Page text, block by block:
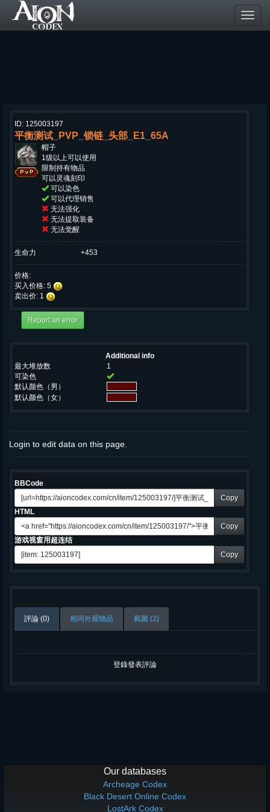
ID: 125003197
平衡测试_PVP_锁链_头部_E1_65A
帽子
1级以上可以使用
限制持有物品
可以灵魂刻印
可以染色
可以代理销售
无法强化
无法提取装备
无法觉醒
生命力 +453
价格:
买入价格: 5
卖出价: 1
Additional info
最大堆放数
1
可染色
默认颜色（男）
默认颜色（女）
Login to edit data on this page.
BBCode
Copy
HTML
Copy
游戏视窗用超连结
Copy
評論 (0) 相同外观物品 截圖 (2)
登錄發表評論
Our databases
Archeage Codex
Black Desert Online Codex
LostArk Codex